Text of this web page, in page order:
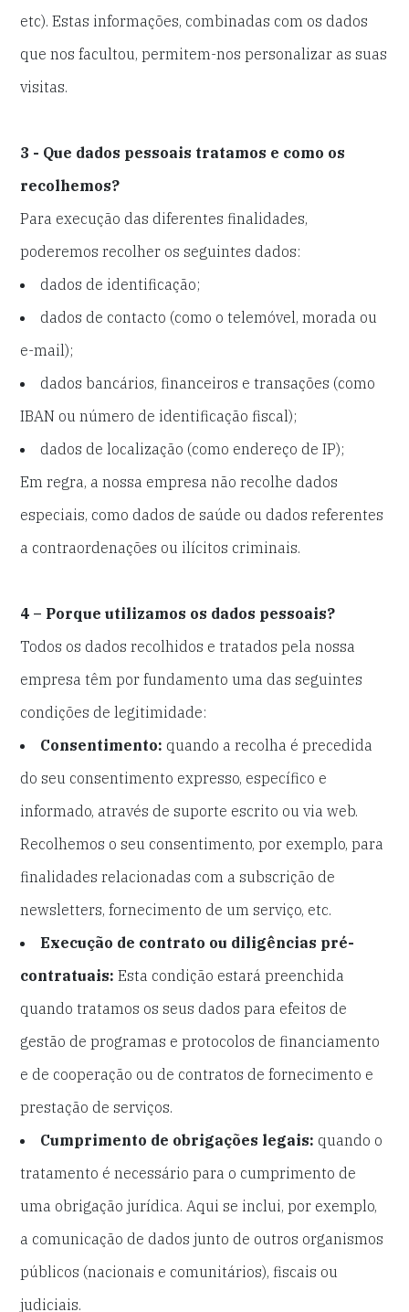
etc). Estas informações, combinadas com os dados
que nos facultou, permitem-nos personalizar as suas
visitas.
3 - Que dados pessoais tratamos e como os
recolhemos?
Para execução das diferentes finalidades,
poderemos recolher os seguintes dados:
dados de identificação;
dados de contacto (como o telemóvel, morada ou
e-mail);
dados bancários, financeiros e transações (como
IBAN ou número de identificação fiscal);
dados de localização (como endereço de IP);
Em regra, a nossa empresa não recolhe dados
especiais, como dados de saúde ou dados referentes
a contraordenações ou ilícitos criminais.
4 – Porque utilizamos os dados pessoais?
Todos os dados recolhidos e tratados pela nossa
empresa têm por fundamento uma das seguintes
condições de legitimidade:
Consentimento: quando a recolha é precedida
do seu consentimento expresso, específico e
informado, através de suporte escrito ou via web.
Recolhemos o seu consentimento, por exemplo, para
finalidades relacionadas com a subscrição de
newsletters, fornecimento de um serviço, etc.
Execução de contrato ou diligências pré-
contratuais: Esta condição estará preenchida
quando tratamos os seus dados para efeitos de
gestão de programas e protocolos de financiamento
e de cooperação ou de contratos de fornecimento e
prestação de serviços.
Cumprimento de obrigações legais: quando o
tratamento é necessário para o cumprimento de
uma obrigação jurídica. Aqui se inclui, por exemplo,
a comunicação de dados junto de outros organismos
públicos (nacionais e comunitários), fiscais ou
judiciais.